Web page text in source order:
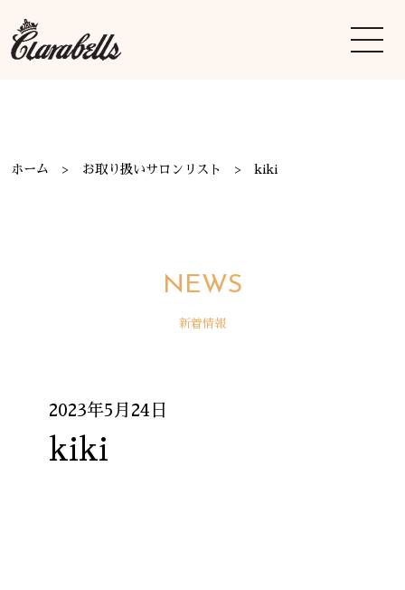
ホーム お取り扱いサロンリスト kiki
NEWS
新着情報
2023年5月24日
kiki